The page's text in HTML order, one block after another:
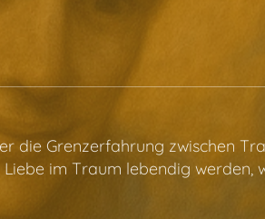
die Grenzerfahrung zwischen
im Traum lebendig werden,